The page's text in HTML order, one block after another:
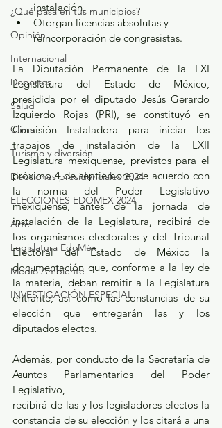
¿Qué pasa en tus municipios?
Opinión
Internacional
Deportes
Salud
Clima
Turismo y diversión
Elecciones presidenciales 2024
ELECCIONES EDOMEX 2024
Arte
Legislatura EdoMéx
Medio Ambiente
INVESTIGACIÓN ESPECIAL
instalación.
Otorgan licencias absolutas y
reincorporación de congresistas.
La Diputación Permanente de la LXI
Legislatura del Estado de México,
presidida por el diputado Jesús Gerardo
Izquierdo Rojas (PRI), se constituyó en
Comisión Instaladora para iniciar los
trabajos de instalación de la LXII
Legislatura mexiquense, previstos para el
próximo 4 de septiembre, de acuerdo con
la norma del Poder Legislativo
mexiquense, antes de la jornada de
instalación de la Legislatura, recibirá de
los organismos electorales y del Tribunal
Electoral del Estado de México la
documentación que, conforme a la ley de
la materia, deban remitir a la Legislatura
entrante, así como las constancias de su
elección que entregarán las y los
diputados electos.
Además, por conducto de la Secretaría de
Asuntos Parlamentarios del Poder
Legislativo,
recibirá de las y los legisladores electos la
constancia de su elección y los citará a una